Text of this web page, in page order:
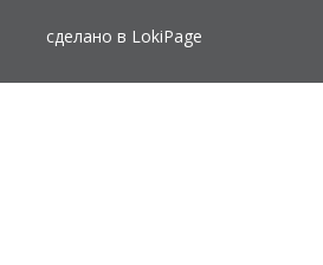
сделано в LokiPage